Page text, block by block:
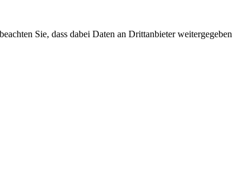
Sie, dass dabei Daten an Drittanbieter weitergegeben